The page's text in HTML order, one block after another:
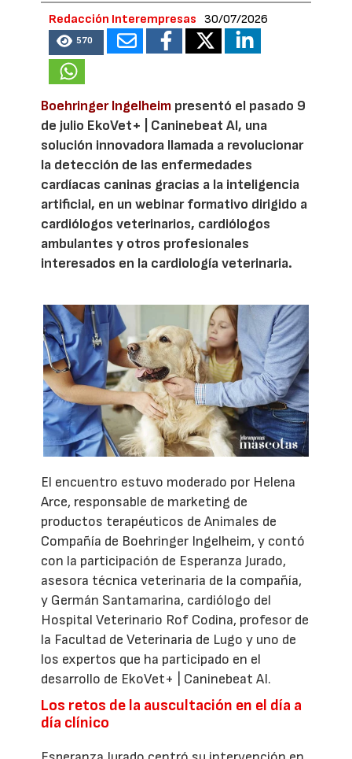
Redacción Interempresas 30/07/2026
570
Boehringer Ingelheim presentó el pasado 9
de julio EkoVet+ | Caninebeat AI, una
solución innovadora llamada a revolucionar
la detección de las enfermedades
cardíacas caninas gracias a la inteligencia
artificial, en un webinar formativo dirigido a
cardiólogos veterinarios, cardiólogos
ambulantes y otros profesionales
interesados en la cardiología veterinaria.
El encuentro estuvo moderado por Helena
Arce, responsable de marketing de
productos terapéuticos de Animales de
Compañía de Boehringer Ingelheim, y contó
con la participación de Esperanza Jurado,
asesora técnica veterinaria de la compañía,
y Germán Santamarina, cardiólogo del
Hospital Veterinario Rof Codina, profesor de
la Facultad de Veterinaria de Lugo y uno de
los expertos que ha participado en el
desarrollo de EkoVet+ | Caninebeat AI.
Los retos de la auscultación en el día a
día clínico